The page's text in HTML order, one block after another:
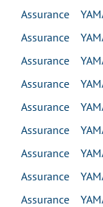
Assurance
Assurance
Assurance
Assurance
Assurance
Assurance
Assurance
Assurance
Assurance